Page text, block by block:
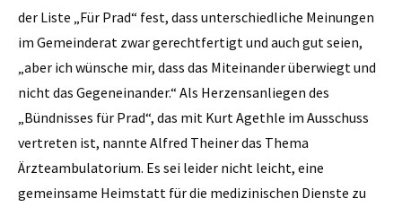
der Liste „Für Prad“ fest, dass unterschiedliche Meinungen
im Gemeinderat zwar gerechtfertigt und auch gut seien,
„aber ich wünsche mir, dass das Miteinander überwiegt und
nicht das Gegeneinander.“ Als Herzensanliegen des
„Bündnisses für Prad“, das mit Kurt Agethle im Ausschuss
vertreten ist, nannte Alfred Theiner das Thema
Ärzteambulatorium. Es sei leider nicht leicht, eine
gemeinsame Heimstatt für die medizinischen Dienste zu